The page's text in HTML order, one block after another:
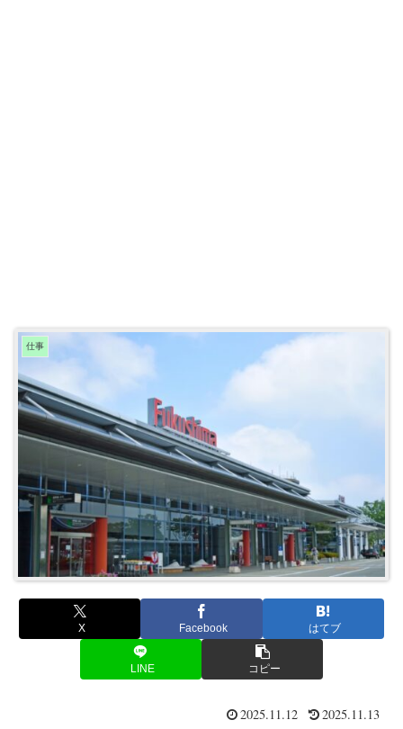
仕事
X Facebook はてブ
LINE コピー
2025.11.12 2025.11.13